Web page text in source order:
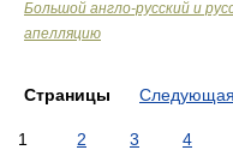
Большой англо-русский и
апелляцию
Страницы Следующая
1 2 3 4